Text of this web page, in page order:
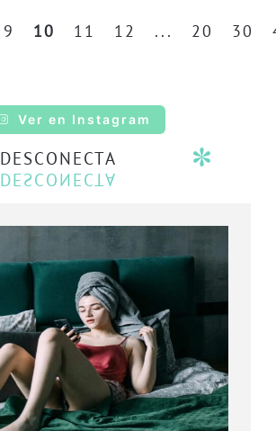
9 10 11 12 ... 20 30
Ver en Instagram
DESCONECTA